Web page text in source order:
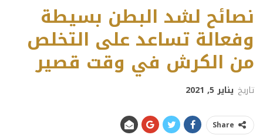
نصائح لشد البطن بسيطة
وفعالة تساعد على التخلص
من الكرش في وقت قصير
تاريخ يناير 5, 2021
Share